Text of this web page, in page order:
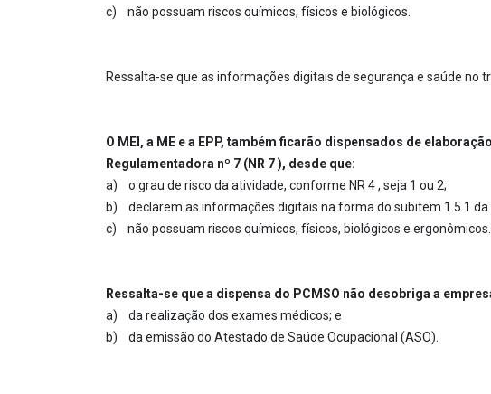
c) não possuam riscos químicos, físicos e biológicos.
Ressalta-se que as informações digitais de segurança e saúde no
O MEI, a ME e a EPP, também ficarão dispensados de
Regulamentadora nº 7 (NR 7 ), desde que:
a) o grau de risco da atividade, conforme NR 4 , seja 1 ou 2;
b) declarem as informações digitais na forma do subitem 1.5.1 da
c) não possuam riscos químicos, físicos, biológicos e ergonômicos.
Ressalta-se que a dispensa do PCMSO não desobriga a
a) da realização dos exames médicos; e
b) da emissão do Atestado de Saúde Ocupacional (ASO).